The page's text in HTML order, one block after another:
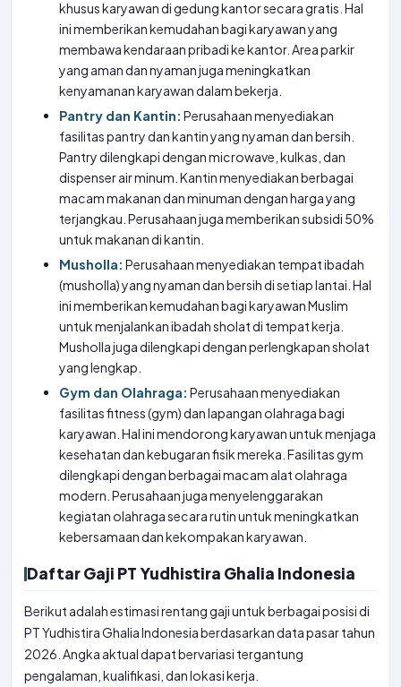
khusus karyawan di gedung kantor secara gratis. Hal
ini memberikan kemudahan bagi karyawan yang
membawa kendaraan pribadi ke kantor. Area parkir
yang aman dan nyaman juga meningkatkan
kenyamanan karyawan dalam bekerja.
Pantry dan Kantin: Perusahaan menyediakan
fasilitas pantry dan kantin yang nyaman dan bersih.
Pantry dilengkapi dengan microwave, kulkas, dan
dispenser air minum. Kantin menyediakan berbagai
macam makanan dan minuman dengan harga yang
terjangkau. Perusahaan juga memberikan subsidi 50%
untuk makanan di kantin.
Musholla: Perusahaan menyediakan tempat ibadah
(musholla) yang nyaman dan bersih di setiap lantai. Hal
ini memberikan kemudahan bagi karyawan Muslim
untuk menjalankan ibadah sholat di tempat kerja.
Musholla juga dilengkapi dengan perlengkapan sholat
yang lengkap.
Gym dan Olahraga: Perusahaan menyediakan
fasilitas fitness (gym) dan lapangan olahraga bagi
karyawan. Hal ini mendorong karyawan untuk menjaga
kesehatan dan kebugaran fisik mereka. Fasilitas gym
dilengkapi dengan berbagai macam alat olahraga
modern. Perusahaan juga menyelenggarakan
kegiatan olahraga secara rutin untuk meningkatkan
kebersamaan dan kekompakan karyawan.
Daftar Gaji PT Yudhistira Ghalia Indonesia
Berikut adalah estimasi rentang gaji untuk berbagai posisi di
PT Yudhistira Ghalia Indonesia berdasarkan data pasar tahun
2026. Angka aktual dapat bervariasi tergantung
pengalaman, kualifikasi, dan lokasi kerja.